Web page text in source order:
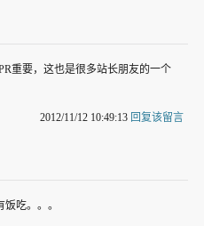
重要，这也是很多站长朋友的一个
2012/11/12 10:49:13 回复该留言
吃。。。